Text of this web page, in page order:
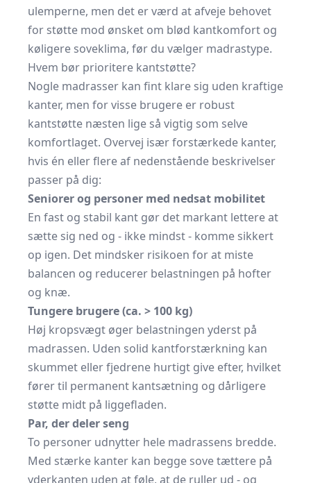
ulemperne, men det er værd at afveje behovet
for støtte mod ønsket om blød kantkomfort og
køligere sove­klima, før du vælger madrastype.
Hvem bør prioritere kantstøtte?
Nogle madrasser kan fint klare sig uden kraftige
kanter, men for visse brugere er robust
kantstøtte næsten lige så vigtig som selve
komfortlaget. Overvej især forstærkede kanter,
hvis én eller flere af nedenstående beskrivelser
passer på dig:
Seniorer og personer med nedsat mobilitet
En fast og stabil kant gør det markant lettere at
sætte sig ned og - ikke mindst - komme sikkert
op igen. Det mindsker risikoen for at miste
balancen og reducerer belastningen på hofter
og knæ.
Tungere brugere (ca. > 100 kg)
Høj kropsvægt øger belastningen yderst på
madrassen. Uden solid kantforstærkning kan
skummet eller fjedrene hurtigt give efter, hvilket
fører til permanent kantsætning og dårligere
støtte midt på liggefladen.
Par, der deler seng
To personer udnytter hele madrassens bredde.
Med stærke kanter kan begge sove tættere på
yderkanten uden at føle, at de ruller ud - og